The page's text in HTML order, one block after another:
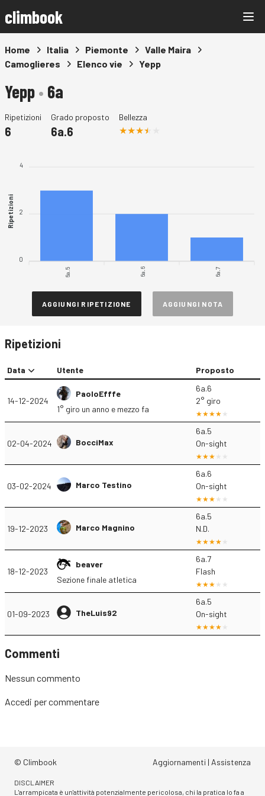
climbook
Home Italia Piemonte
Valle Maira
Camoglieres
Elenco vie Yepp
Yepp• 6a
Ripetizioni
6
Grado proposto
6a.6
Bellezza
4
2
0
Ripetizioni
6a.5 6a.6 6a.7
AGGIUNGI RIPETIZIONE AGGIUNGI NOTA
Ripetizioni
Data Utente Proposto
14-12-2024
PaoloEfffe
1° giro un anno e mezzo fa
6a.6
2° giro
02-04-2024 BocciMax
6a.5
On-sight
03-02-2024 Marco Testino
6a.6
On-sight
19-12-2023 Marco Magnino
6a.5
N.D.
18-12-2023
beaver
Sezione finale atletica
6a.7
Flash
01-09-2023 TheLuis92
6a.5
On-sight
Commenti
Nessun commento
Accedi per commentare
© Climbook Aggiornamenti | Assistenza
DISCLAIMER
L'arrampicata è un'attività potenzialmente pericolosa, chi la pratica lo fa a